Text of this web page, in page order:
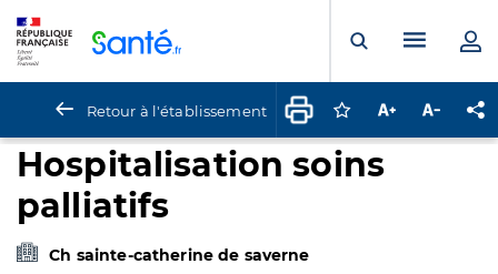
Ouvrir laMenu
Retour à l'établissement Connectez-vous
Augmenter la
Hospitalisation soins
palliatifs
Ch sainte-catherine de saverne